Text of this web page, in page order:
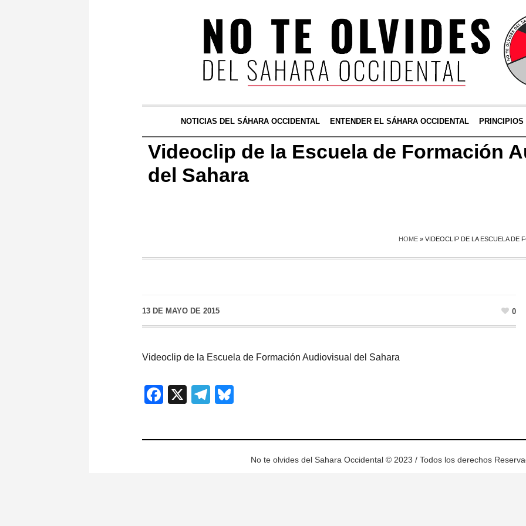
NOTICIAS DEL SÁHARA OCCIDENTAL ENTENDER EL SÁHARA OCCIDENTAL
Videoclip de la Escuela de Formación
del Sahara
HOME » VIDEOCLIP DE LA ESCUELA DE
13 DE MAYO DE 2015 0
Videoclip de la Escuela de Formación Audiovisual del Sahara
Facebook
X Telegram
No te olvides del Sahara Occidental © 2023 / Todos los derechos